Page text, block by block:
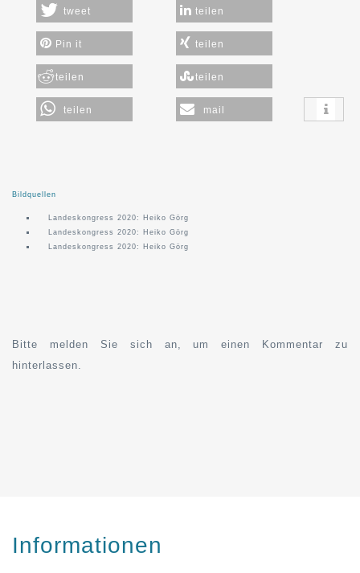
tweet teilen
Pin it teilen
teilen teilen
teilen mail
Bildquellen
Landeskongress 2020: Heiko Görg
Landeskongress 2020: Heiko Görg
Landeskongress 2020: Heiko Görg
Bitte melden Sie sich an, um einen Kommentar zu
hinterlassen.
Informationen